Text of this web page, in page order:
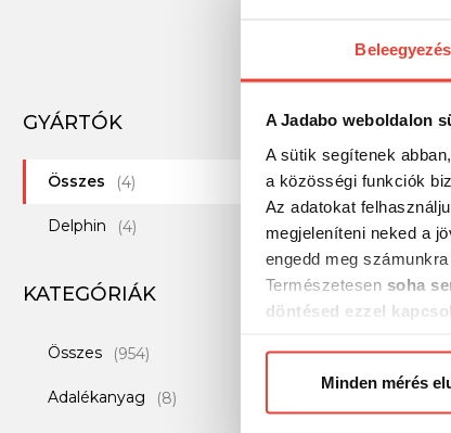
Beleegyezés
A Jadabo weboldalon
A sütik segítenek
a közösségi funkciók
Az adatokat
megjeleníteni neked a
engedd meg
Természetesen soha
döntésed ezzel
Minden mérés
GYÁRTÓK
Összes (4)
Delphin (4)
KATEGÓRIÁK
Összes (954)
Adalékanyag (8)